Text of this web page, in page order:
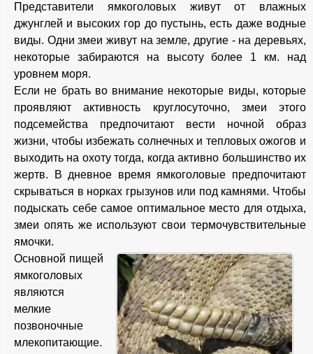
Представители ямкоголовых живут от влажных
джунглей и высоких гор до пустынь, есть даже водные
виды. Одни змеи живут на земле, другие - на деревьях,
некоторые забираются на высоту более 1 км. над
уровнем моря.
Если не брать во внимание некоторые виды, которые
проявляют активность круглосуточно, змеи этого
подсемейства предпочитают вести ночной образ
жизни, чтобы избежать солнечных и тепловых ожогов и
выходить на охоту тогда, когда активно большинство их
жертв. В дневное время ямкоголовые предпочитают
скрываться в норках грызунов или под камнями. Чтобы
подыскать себе самое оптимальное место для отдыха,
змеи опять же используют свои термочувствительные
ямочки.
Основной пищей
ямкоголовых
являются
мелкие
позвоночные
млекопитающие.